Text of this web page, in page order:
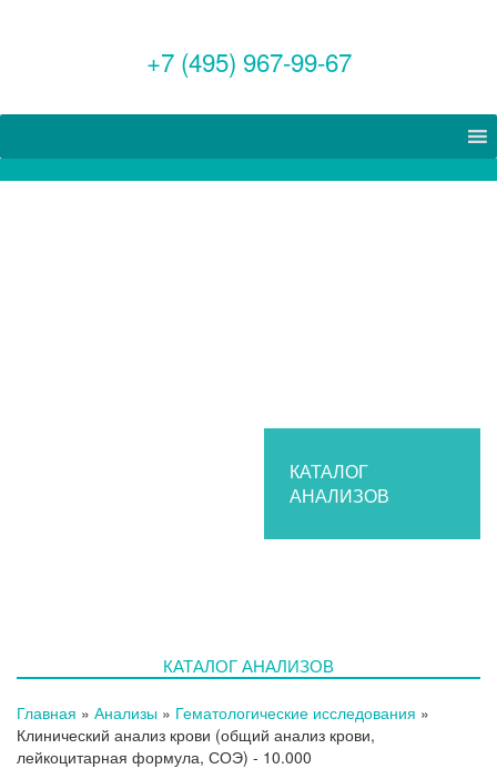
+7 (495) 967-99-67
КАТАЛОГ
АНАЛИЗОВ
КАТАЛОГ АНАЛИЗОВ
Главная » Анализы » Гематологические исследования »
Клинический анализ крови (общий анализ крови,
лейкоцитарная формула, СОЭ) - 10.000